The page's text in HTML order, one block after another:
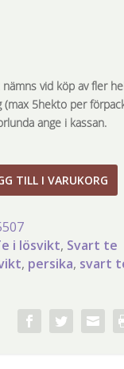
vid köp av fler
(max 5hekto per
ange i kassan.
TILL I VARUKORG
i lösvikt, Svart te
, persika, svart